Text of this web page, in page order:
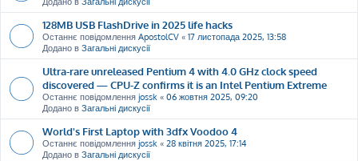
128MB USB FlashDrive in 2025 life hacks
Останнє повідомлення ApostolCV « 17 листопада 2025, 13:58
Додано в Загальні дискусії
Ultra-rare unreleased Pentium 4 with 4.0 GHz clock speed
discovered — CPU-Z confirms it is an Intel Pentium Extreme
Останнє повідомлення jossk « 06 жовтня 2025, 09:20
Додано в Загальні дискусії
World's First Laptop with 3dfx Voodoo 4
Останнє повідомлення jossk « 28 квітня 2025, 17:14
Додано в Загальні дискусії